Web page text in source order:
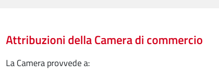
Attribuzioni della Camera di commercio
La Camera provvede a: